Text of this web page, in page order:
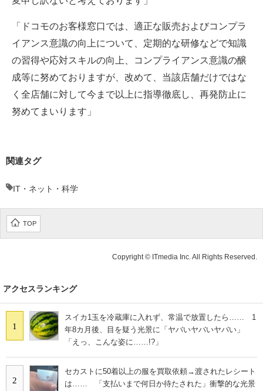
「ドコモのお客様窓口では、適正な販売およびコンプラ
イアンス意識の向上について、定期的な研修などで知識
の習得や応対スキルの向上、コンプライアンス意識の醸
成等に努めておりますが、改めて、当該店舗だけではな
く全店舗に対して今まで以上に指導徹底し、再発防止に
努めてまいります」
関連タグ
IT・ネット・科学
TOP
Copyright © ITmedia Inc. All Rights Reserved.
アクセスランキング
1
スイカ1玉を冷蔵庫に入れず、常温で放置したら…… 1
年8カ月後、目を疑う光景に「ヤバいヤバいヤバい」
「えっ、こんな姿に……!?」
2
セカストに50着以上の服を買取依頼→渡されたレシート
は…… 「支払いまで何日か待たされた」衝撃的な光景